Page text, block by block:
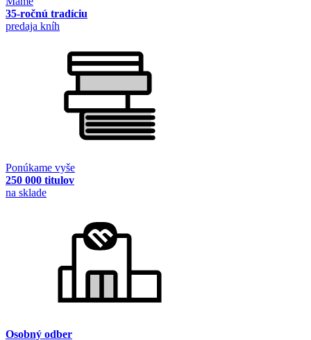
35-ročnú tradíciu
predaja kníh
Ponúkame vyše
250 000 titulov
na sklade
Osobný odber